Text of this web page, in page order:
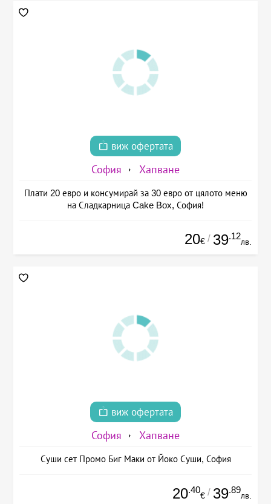
виж офертата
София Хапване
Плати 20 евро и консумирай за 30 евро от цялото меню
на Сладкарница Cake Box, София!
20€ / 39.12
лв.
виж офертата
София Хапване
Суши сет Промо Биг Маки от Йоко Суши, София
20.40
€ / 39.89
лв.